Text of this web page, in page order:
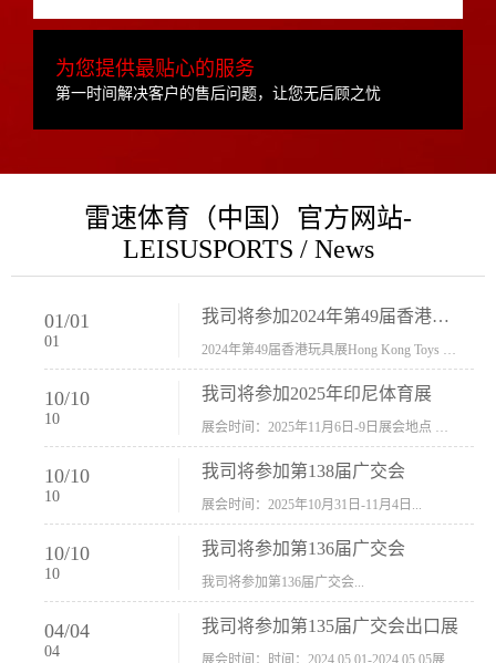
为您提供最贴心的服务
第一时间解决客户的售后问题，让您无后顾之忧
雷速体育（中国）官方网站-
LEISUSPORTS / News
01/01
01
我司将参加2024年第49届香港玩具展Hong Kong Toys & Games Fair 欢迎新···
10/10
10
我司将参加2025年印尼体育展
10/10
10
我司将参加第138届广交会
展会时间：2025年10月31日-11月4日...
10/10
10
我司将参加第136届广交会
我司将参加第136届广交会...
04/04
04
我司将参加第135届广交会出口展
展会时间：时间：2024.05.01-2024.05.05展会地址：中国进出口商品交易会展馆福建康莱宝公司展位号12.1G37-38、H11-12，浙江康莱宝展位号17.1B23-24、C19-20...